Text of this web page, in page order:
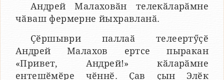
Андрей Малаховӑн телекӑларӑмне
чӑваш фермерне йыхравланӑ.
Ҫӗршыври паллаӑ телеертӳҫӗ
Андрей Малахов ертсе пыракан
«Привет, Андрей!» кӑларӑмне
ентешӗмӗре чӗннӗ. Ҫав ҫын Элӗк